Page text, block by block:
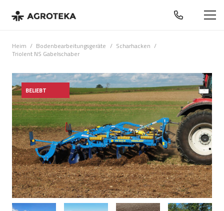
Heim / Bodenbearbeitungsgeräte / Scharhacken /
Triolent NS Gabelschaber
BELIEBT